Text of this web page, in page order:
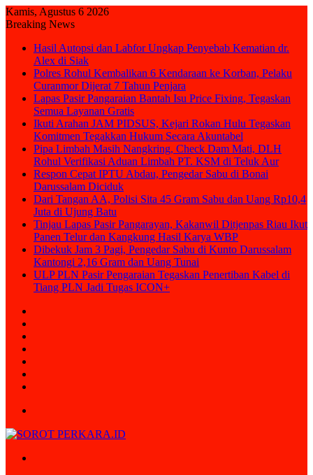
Kamis, Agustus 6 2026
Breaking News
Hasil Autopsi dan Labfor Ungkap Penyebab Kematian dr.
Alex di Siak
Polres Rohul Kembalikan 6 Kendaraan ke Korban, Pelaku
Curanmor Dijerat 7 Tahun Penjara
Lapas Pasir Pangaraian Bantah Isu Price Fixing, Tegaskan
Semua Layanan Gratis
Ikuti Arahan JAM PIDSUS, Kejari Rokan Hulu Tegaskan
Komitmen Tegakkan Hukum Secara Akuntabel
Pipa Limbah Masih Nangkring, Check Dam Mati, DLH
Rohul Verifikasi Aduan Limbah PT. KSM di Teluk Aur
Respon Cepat IPTU Abdau, Pengedar Sabu di Bonai
Darussalam Diciduk
Dari Tangan AA, Polisi Sita 45 Gram Sabu dan Uang Rp10,4
Juta di Ujung Batu
Tinjau Lapas Pasir Pangarayan, Kakanwil Ditjenpas Riau Ikut
Panen Telur dan Kangkung Hasil Karya WBP
Dibekuk Jam 3 Pagi, Pengedar Sabu di Kunto Darussalam
Kantongi 2,16 Gram dan Uang Tunai
ULP PLN Pasir Pengaraian Tegaskan Penertiban Kabel di
Tiang PLN Jadi Tugas ICON+